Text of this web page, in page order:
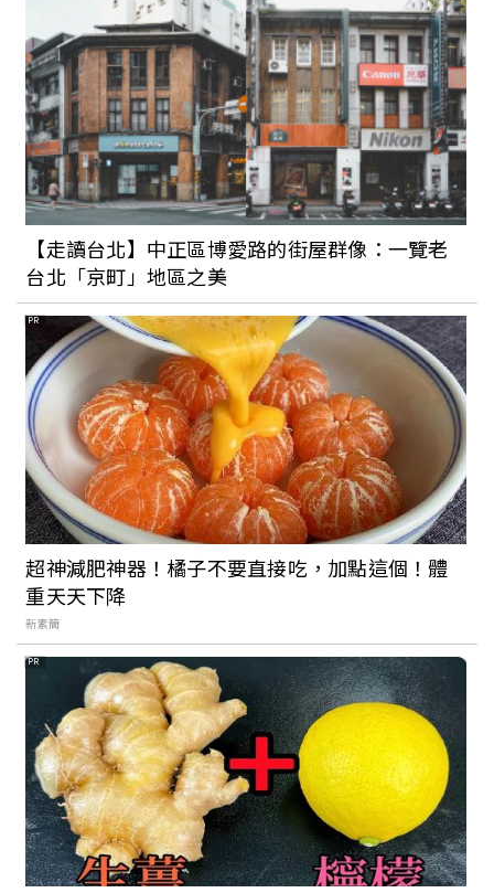
【走讀台北】中正區博愛路的街屋群像：一覽老
台北「京町」地區之美
PR
超神減肥神器！橘子不要直接吃，加點這個！體
重天天下降
新素簡
PR